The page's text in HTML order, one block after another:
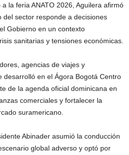
la feria ANATO 2026, Aguilera afirmó
del sector responde a decisiones
Gobierno en un contexto
sanitarias y tensiones económicas.
agencias de viajes y
desarrolló en el Ágora Bogotá Centro
de la agenda oficial dominicana en
comerciales y fortalecer la
suramericano.
Abinader asumió la conducción
global adverso y optó por